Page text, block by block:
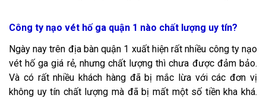
Công ty nạo vét hố ga quận 1 nào chất lượng uy tín?
Ngày nay trên địa bàn quận 1 xuất hiện rất nhiều công ty nạo
vét hố ga giá rẻ, nhưng chất lượng thì chưa được đảm bảo.
Và có rất nhiều khách hàng đã bị mắc lừa với các đơn vị
không uy tín chất lượng mà đã bị mất một số tiền kha khá.